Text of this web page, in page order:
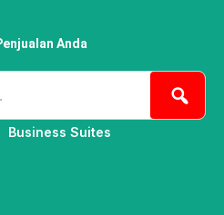
Anda
Business Suites